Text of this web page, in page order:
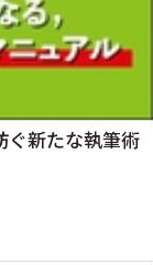
新たな執筆術